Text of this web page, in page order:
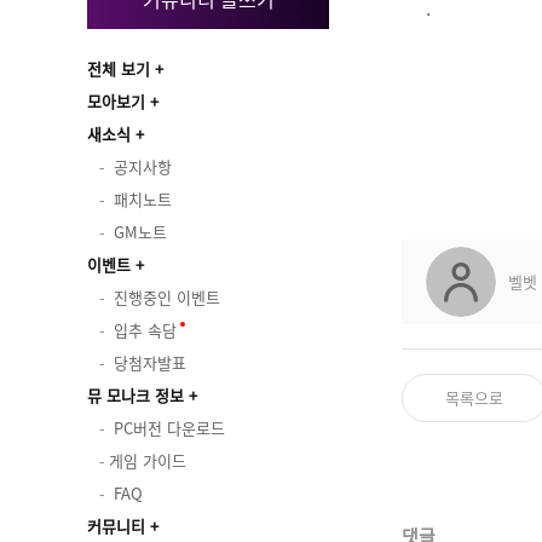
전체 보기
모아보기
새소식
공지사항
패치노트
GM노트
이벤트
진행중인 이벤트
입추 속담
당첨자발표
뮤 모나크 정보
PC버전 다운로드
게임 가이드
FAQ
커뮤니티
.
벨벳
목록으로
댓글